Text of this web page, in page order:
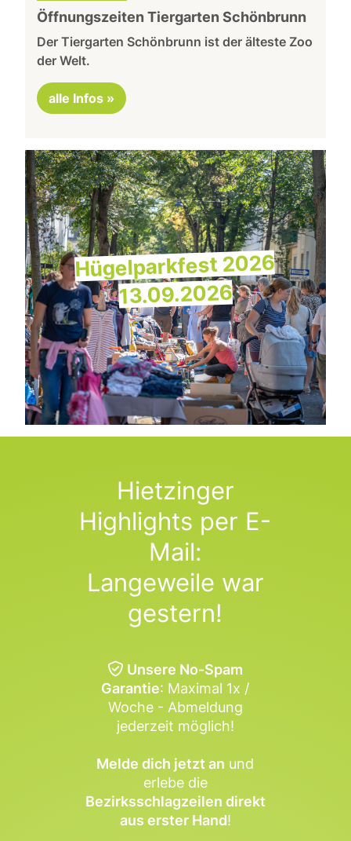
Öffnungszeiten Tiergarten Schönbrunn
Der Tiergarten Schönbrunn ist der älteste Zoo
der Welt.
alle Infos »
Hügelparkfest 2026
13.09.2026
Hietzinger
Highlights per E-
Mail:
Langeweile war
gestern!
Unsere No-Spam
Garantie: Maximal 1x /
Woche - Abmeldung
jederzeit möglich!
Melde dich jetzt an und
erlebe die
Bezirksschlagzeilen direkt
aus erster Hand!